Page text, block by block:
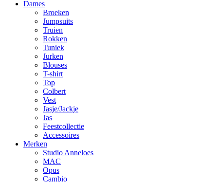
Dames
Broeken
Jumpsuits
Truien
Rokken
Tuniek
Jurken
Blouses
T-shirt
Top
Colbert
Vest
Jasje/Jackje
Jas
Feestcollectie
Accessoires
Merken
Studio Anneloes
MAC
Opus
Cambio